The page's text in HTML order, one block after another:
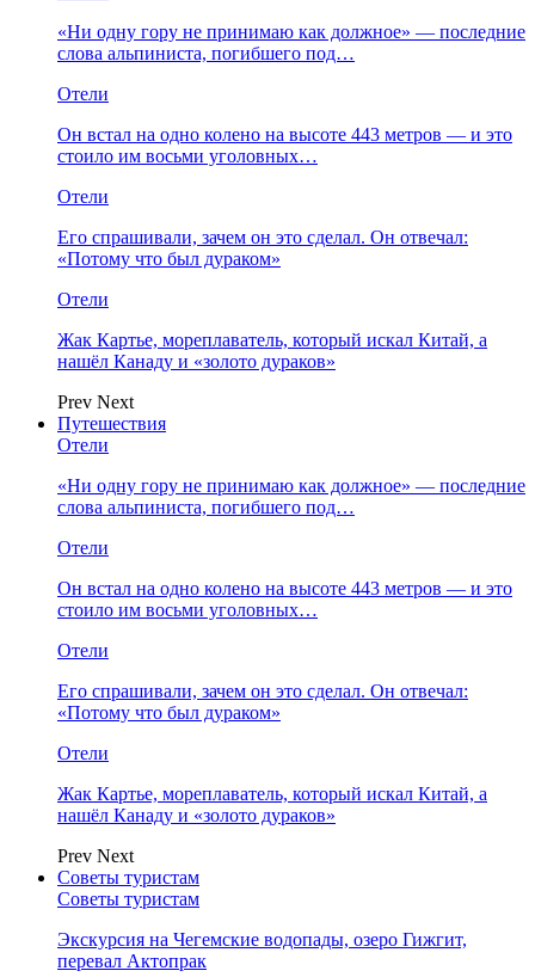
«Ни одну гору не принимаю как должное» — последние
слова альпиниста, погибшего под…
Отели
Он встал на одно колено на высоте 443 метров — и это
стоило им восьми уголовных…
Отели
Его спрашивали, зачем он это сделал. Он отвечал:
«Потому что был дураком»
Отели
Жак Картье, мореплаватель, который искал Китай, а
нашёл Канаду и «золото дураков»
Prev Next
Путешествия
Отели
«Ни одну гору не принимаю как должное» — последние
слова альпиниста, погибшего под…
Отели
Он встал на одно колено на высоте 443 метров — и это
стоило им восьми уголовных…
Отели
Его спрашивали, зачем он это сделал. Он отвечал:
«Потому что был дураком»
Отели
Жак Картье, мореплаватель, который искал Китай, а
нашёл Канаду и «золото дураков»
Prev Next
Советы туристам
Советы туристам
Экскурсия на Чегемские водопады, озеро Гижгит,
перевал Актопрак